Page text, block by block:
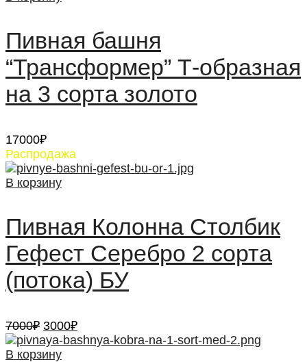
Пивная башня
“Трансформер” Т-образная
на 3 сорта золото
17000₽
Распродажа
В корзину
Пивная Колонна Столбик
Гефест Серебро 2 сорта
(потока) БУ
7000₽ Первоначальная
цена
составляла
3000₽Текущая
цена:
В корзину